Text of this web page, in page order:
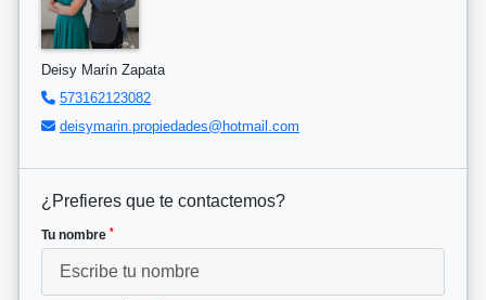
Deisy Marín Zapata
573162123082
deisymarin.propiedades@hotmail.com
¿Prefieres que te contactemos?
Tu nombre *